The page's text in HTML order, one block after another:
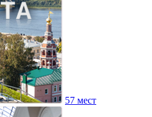
57 мест